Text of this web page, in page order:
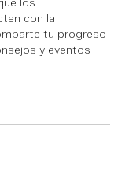
con la
tu progreso
y eventos